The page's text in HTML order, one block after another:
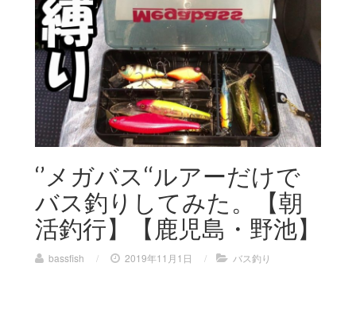
‘’メガバス‘‘ルアーだけで
バス釣りしてみた。【朝
活釣行】【鹿児島・野池】
bassfish / 2019年11月1日 / バス釣り